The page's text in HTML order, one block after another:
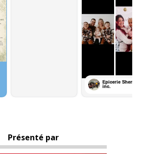
Présenté par